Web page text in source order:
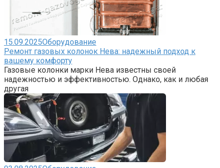
15.09.2025Оборудование
Ремонт газовых колонок Нева: надежный подход к
вашему комфорту
Газовые колонки марки Нева известны своей
надежностью и эффективностью. Однако, как и любая
другая